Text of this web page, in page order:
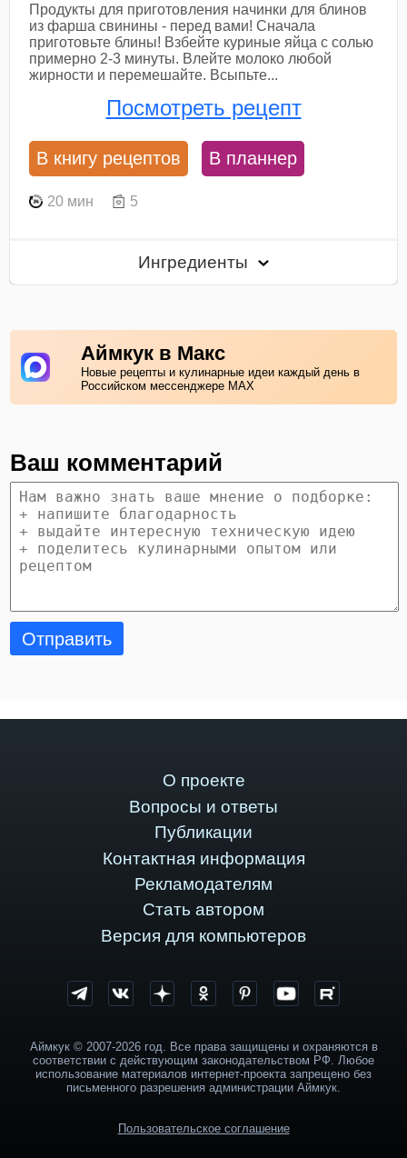
Продукты для приготовления начинки для блинов
из фарша свинины - перед вами! Сначала
приготовьте блины! Взбейте куриные яйца с солью
примерно 2-3 минуты. Влейте молоко любой
жирности и перемешайте. Всыпьте...
Посмотреть рецепт
В книгу рецептов В планнер
20 мин 5
Ингредиенты
Аймкук в Макс
Новые рецепты и кулинарные идеи каждый день в
Российском мессенджере MAX
Ваш комментарий
Отправить
О проекте
Вопросы и ответы
Публикации
Контактная информация
Рекламодателям
Стать автором
Версия для компьютеров
Аймкук © 2007-2026 год. Все права защищены и охраняются в
соответствии с действующим законодательством РФ. Любое
использование материалов интернет-проекта запрещено без
письменного разрешения администрации Аймкук.
Пользовательское соглашение